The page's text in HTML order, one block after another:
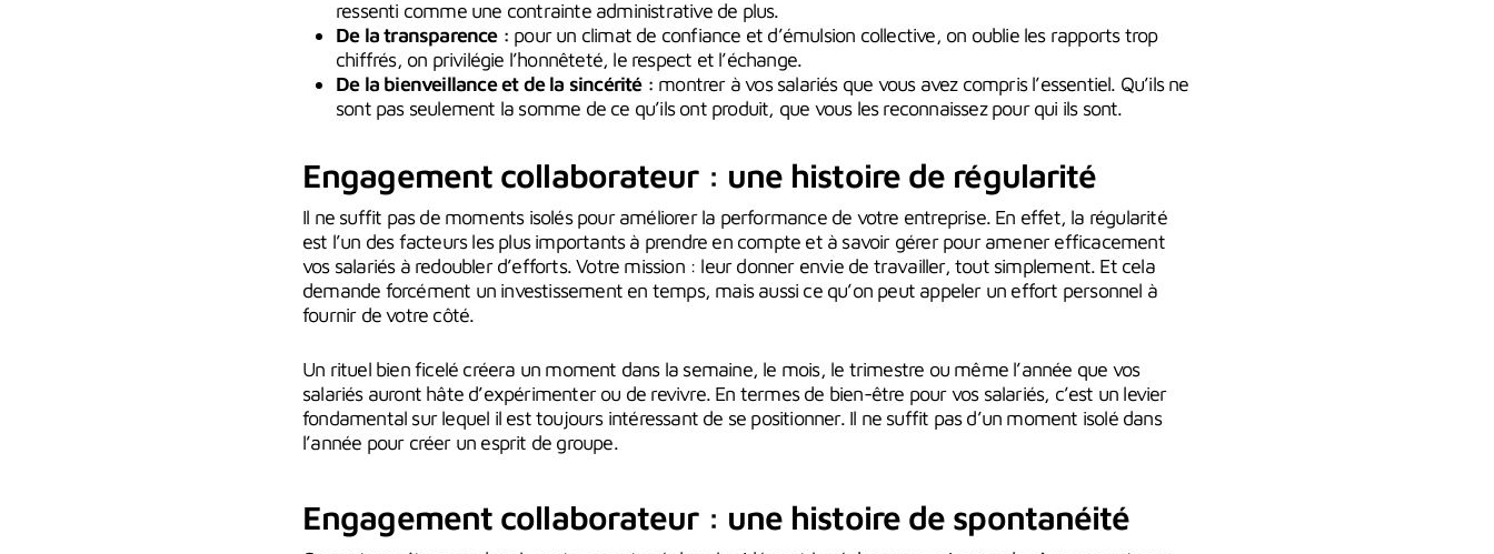
ressenti comme une contrainte administrative de plus.
De la transparence : pour un climat de confiance et d’émulsion collective, on oublie les rapports trop
chiffrés, on privilégie l’honnêteté, le respect et l’échange.
De la bienveillance et de la sincérité : montrer à vos salariés que vous avez compris l’essentiel. Qu’ils ne
sont pas seulement la somme de ce qu’ils ont produit, que vous les reconnaissez pour qui ils sont.
Engagement collaborateur : une histoire de régularité
Il ne suffit pas de moments isolés pour améliorer la performance de votre entreprise. En effet, la régularité
est l’un des facteurs les plus importants à prendre en compte et à savoir gérer pour amener efficacement
vos salariés à redoubler d’efforts. Votre mission : leur donner envie de travailler, tout simplement. Et cela
demande forcément un investissement en temps, mais aussi ce qu’on peut appeler un effort personnel à
fournir de votre côté.
Un rituel bien ficelé créera un moment dans la semaine, le mois, le trimestre ou même l’année que vos
salariés auront hâte d’expérimenter ou de revivre. En termes de bien-être pour vos salariés, c’est un levier
fondamental sur lequel il est toujours intéressant de se positionner. Il ne suffit pas d’un moment isolé dans
l’année pour créer un esprit de groupe.
Engagement collaborateur : une histoire de spontanéité